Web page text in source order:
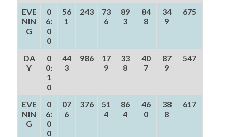
EVE
NIN
G
0
6:
0
0
56
1
243
73
6
89
3
84
8
34
9
675
DA
Y
0
0:
1
0
44
3
986
17
9
33
8
40
7
87
9
547
EVE
NIN
G
0
6:
0
0
07
6
376
51
4
86
4
46
0
38
8
617